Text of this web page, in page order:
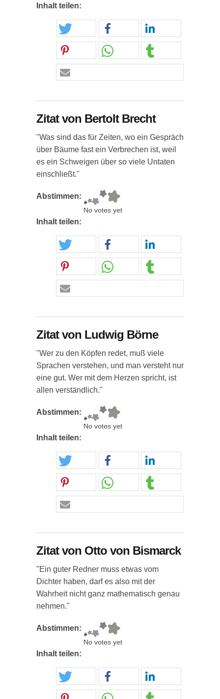
Inhalt teilen:
Zitat von Bertolt Brecht
"Was sind das für Zeiten, wo ein Gespräch
über Bäume fast ein Verbrechen ist, weil
es ein Schweigen über so viele Untaten
einschließt."
Abstimmen:
No votes yet
Inhalt teilen:
Zitat von Ludwig Börne
"Wer zu den Köpfen redet, muß viele
Sprachen verstehen, und man versteht nur
eine gut. Wer mit dem Herzen spricht, ist
allen verständlich."
Abstimmen:
No votes yet
Inhalt teilen:
Zitat von Otto von Bismarck
"Ein guter Redner muss etwas vom
Dichter haben, darf es also mit der
Wahrheit nicht ganz mathematisch genau
nehmen."
Abstimmen:
No votes yet
Inhalt teilen: